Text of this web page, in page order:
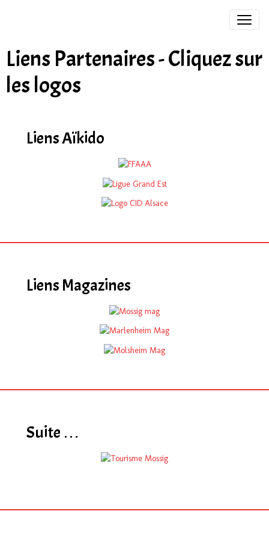
Liens Partenaires - Cliquez sur
les logos
Liens Aïkido
Liens Magazines
Suite …